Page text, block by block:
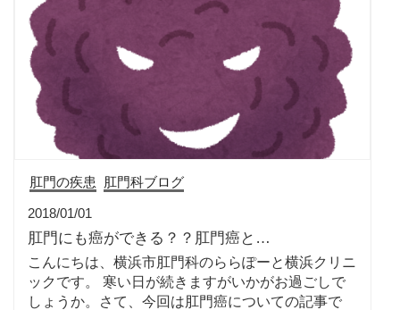
肛門の疾患 肛門科ブログ
2018/01/01
肛門にも癌ができる？？肛門癌と…
こんにちは、横浜市肛門科のららぽーと横浜クリニ
ックです。 寒い日が続きますがいかがお過ごしで
しょうか。さて、今回は肛門癌についての記事で